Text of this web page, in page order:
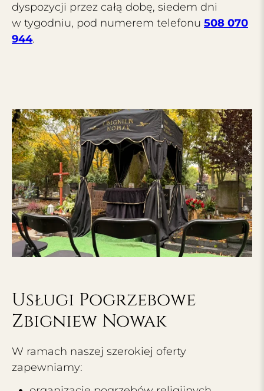
dyspozycji przez całą dobę, siedem dni
w tygodniu, pod numerem telefonu 508 070
944.
Usługi Pogrzebowe
Zbigniew Nowak
W ramach naszej szerokiej oferty
zapewniamy: